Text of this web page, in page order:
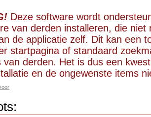
Deze software wordt
van derden installeren, die niet
de applicatie zelf. Dit kan een
startpagina of standaard
van derden. Het is dus een
en de ongewenste items